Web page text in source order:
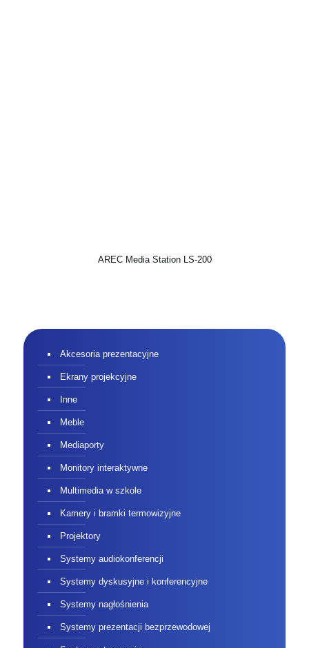
AREC Media Station LS-200
Akcesoria prezentacyjne
Ekrany projekcyjne
Inne
Meble
Mediaporty
Monitory interaktywne
Multimedia w szkole
Kamery i bramki termowizyjne
Projektory
Systemy audiokonferencji
Systemy dyskusyjne i konferencyjne
Systemy nagłośnienia
Systemy prezentacji bezprzewodowej